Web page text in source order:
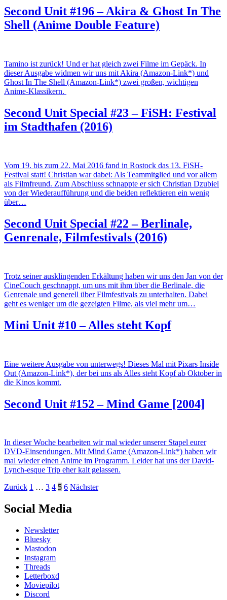
Second Unit #196 – Akira & Ghost In The
Shell (Anime Double Feature)
Tamino ist zurück! Und er hat gleich zwei Filme im Gepäck. In
dieser Ausgabe widmen wir uns mit Akira (Amazon-Link*) und
Ghost In The Shell (Amazon-Link*) zwei großen, wichtigen
Anime-Klassikern.
Second Unit Special #23 – FiSH: Festival
im Stadthafen (2016)
Vom 19. bis zum 22. Mai 2016 fand in Rostock das 13. FiSH-
Festival statt! Christian war dabei: Als Teammitglied und vor allem
als Filmfreund. Zum Abschluss schnappte er sich Christian Dzubiel
von der Wiederaufführung und die beiden reflektieren ein wenig
über…
Second Unit Special #22 – Berlinale,
Genrenale, Filmfestivals (2016)
Trotz seiner ausklingenden Erkältung haben wir uns den Jan von der
CineCouch geschnappt, um uns mit ihm über die Berlinale, die
Genrenale und generell über Filmfestivals zu unterhalten. Dabei
geht es weniger um die gezeigten Filme, als viel mehr um…
Mini Unit #10 – Alles steht Kopf
Eine weitere Ausgabe von unterwegs! Dieses Mal mit Pixars Inside
Out (Amazon-Link*), der bei uns als Alles steht Kopf ab Oktober in
die Kinos kommt.
Second Unit #152 – Mind Game [2004]
In dieser Woche bearbeiten wir mal wieder unserer Stapel eurer
DVD-Einsendungen. Mit Mind Game (Amazon-Link*) haben wir
mal wieder einen Anime im Programm. Leider hat uns der David-
Lynch-esque Trip eher kalt gelassen.
Beitragsnavigation
Zurück 1 … 3 4 5 6 Nächster
Social Media
Newsletter
Bluesky
Mastodon
Instagram
Threads
Letterboxd
Moviepilot
Discord